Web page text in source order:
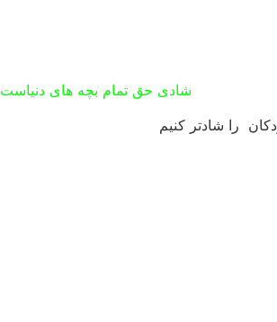
شادی حق تمام بچه های دنیاست
را شادتر کنیم